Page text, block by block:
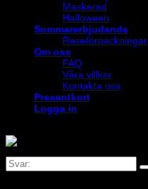
Maskerad
Halloween
Sommarerbjudande
Reseförpackningar
Om oss
FAQ
Våra villkor
Kontakta oss
Presentkort
Logga in